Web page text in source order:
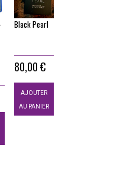
Black Pearl
80,00 €
AJOUTER
AU PANIER